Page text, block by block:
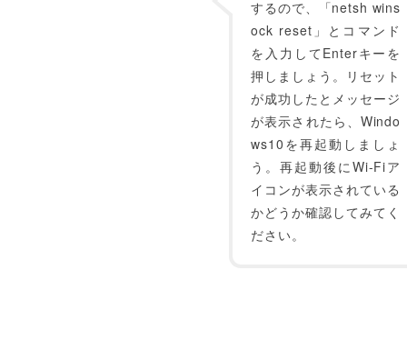
するので、「netsh wins
ock reset」とコマンド
を入力してEnterキーを
押しましょう。リセット
が成功したとメッセージ
が表示されたら、Windo
ws10を再起動しましょ
う。再起動後にWi-Fiア
イコンが表示されている
かどうか確認してみてく
ださい。